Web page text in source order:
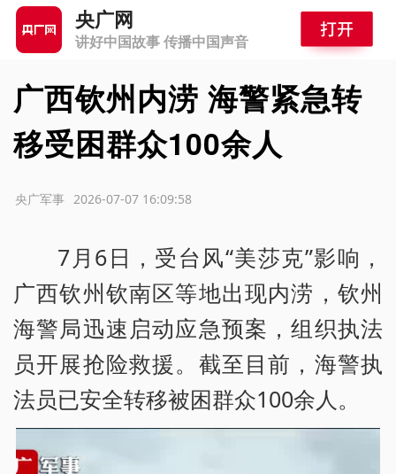
央广网
讲好中国故事 传播中国声音
广西钦州内涝 海警紧急转
移受困群众100余人
2026-07-07 16:09:58
央广军事
7月6日，受台风“美莎克”影响，
广西钦州钦南区等地出现内涝，钦州
海警局迅速启动应急预案，组织执法
员开展抢险救援。截至目前，海警执
法员已安全转移被困群众100余人。